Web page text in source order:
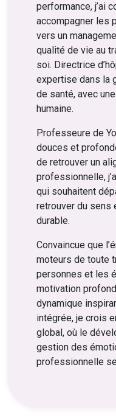
performance, j’ai
accompagner les
vers un
qualité de vie au
soi. Directrice
expertise dans la
de santé, avec
humaine.
Professeure de
douces et
de retrouver un
professionnelle,
qui souhaitent
retrouver du sens
durable.
Convaincue que
moteurs de toute
personnes et les
motivation
dynamique
intégrée, je crois
global, où le
gestion des
professionnelle